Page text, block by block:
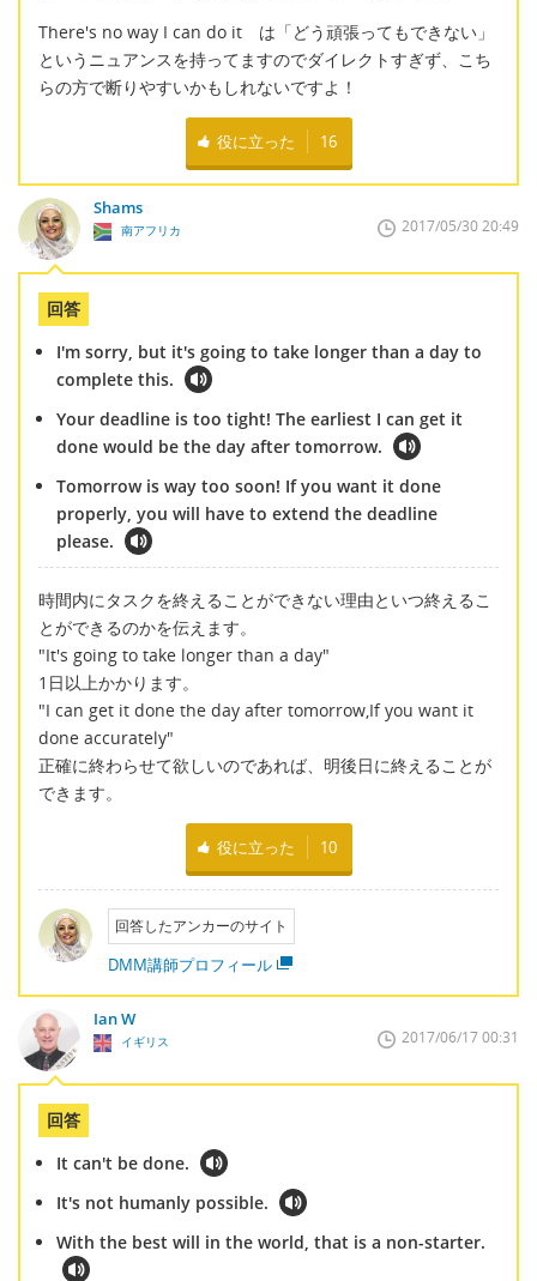
There's no way I can do it は「どう頑張ってもできない」
というニュアンスを持ってますのでダイレクトすぎず、こち
らの方で断りやすいかもしれないですよ！
役に立った 16
Shams
南アフリカ 2017/05/30 20:49
回答
I'm sorry, but it's going to take longer than a day to
complete this.
Your deadline is too tight! The earliest I can get it
done would be the day after tomorrow.
Tomorrow is way too soon! If you want it done
properly, you will have to extend the deadline
please.
時間内にタスクを終えることができない理由といつ終えるこ
とができるのかを伝えます。
"It's going to take longer than a day"
1日以上かかります。
"I can get it done the day after tomorrow,If you want it
done accurately"
正確に終わらせて欲しいのであれば、明後日に終えることが
できます。
役に立った 10
回答したアンカーのサイト
DMM講師プロフィール
Ian W
イギリス 2017/06/17 00:31
回答
It can't be done.
It's not humanly possible.
With the best will in the world, that is a non-starter.